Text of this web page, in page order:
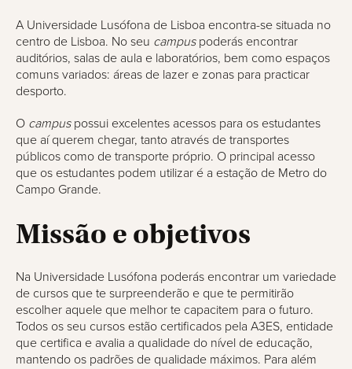
A Universidade Lusófona de Lisboa encontra-se situada no
centro de Lisboa. No seu campuspoderás encontrar
auditórios, salas de aula e laboratórios, bem como espaços
comuns variados: áreas de lazer e zonas para practicar
desporto.
O campuspossui excelentes acessos para os estudantes
que aí querem chegar, tanto através de transportes
públicos como de transporte próprio. O principal acesso
que os estudantes podem utilizar é a estação de Metro do
Campo Grande.
Missão e objetivos
Na Universidade Lusófona poderás encontrar um variedade
de cursos que te surpreenderão e que te permitirão
escolher aquele que melhor te capacitem para o futuro.
Todos os seu cursos estão certificados pela A3ES, entidade
que certifica e avalia a qualidade do nível de educação,
mantendo os padrões de qualidade máximos. Para além